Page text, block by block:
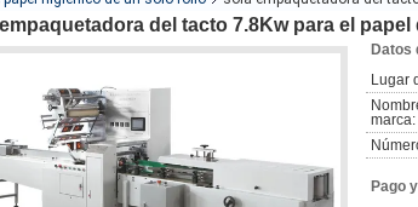
del tacto 7.8Kw para el
Datos
Lugar
marca:
Pago